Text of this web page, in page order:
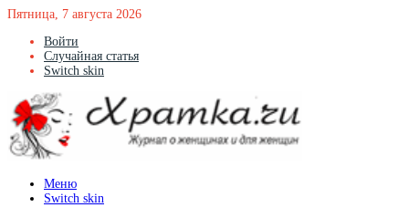
Пятница, 7 августа 2026
Войти
Случайная статья
Switch skin
Меню
Switch skin